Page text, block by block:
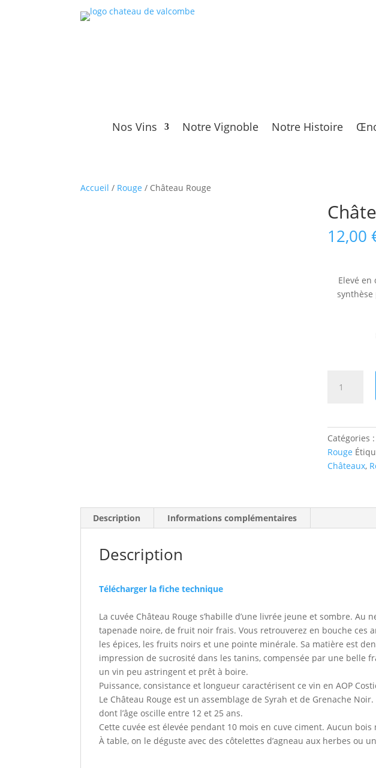
Nos Vins Notre Vignoble Notre Histoire
Accueil / Rouge / Château Rouge
12,00
Elevé
Catégories :
Rouge
Châteaux,
Description Informations complémentaires
Description
Télécharger la fiche technique
La cuvée Château Rouge s’habille d’une livrée jeune et sombre. Au
tapenade noire, de fruit noir frais. Vous retrouverez en bouche ces
les épices, les fruits noirs et une pointe minérale. Sa matière est
impression de sucrosité dans les tanins, compensée par une belle
un vin peu astringent et prêt à boire.
Puissance, consistance et longueur caractérisent ce vin en AOP
Le Château Rouge est un assemblage de Syrah et de Grenache
dont l’âge oscille entre 12 et 25 ans.
Cette cuvée est élevée pendant 10 mois en cuve ciment. Aucun bois
À table, on le déguste avec des côtelettes d’agneau aux herbes ou